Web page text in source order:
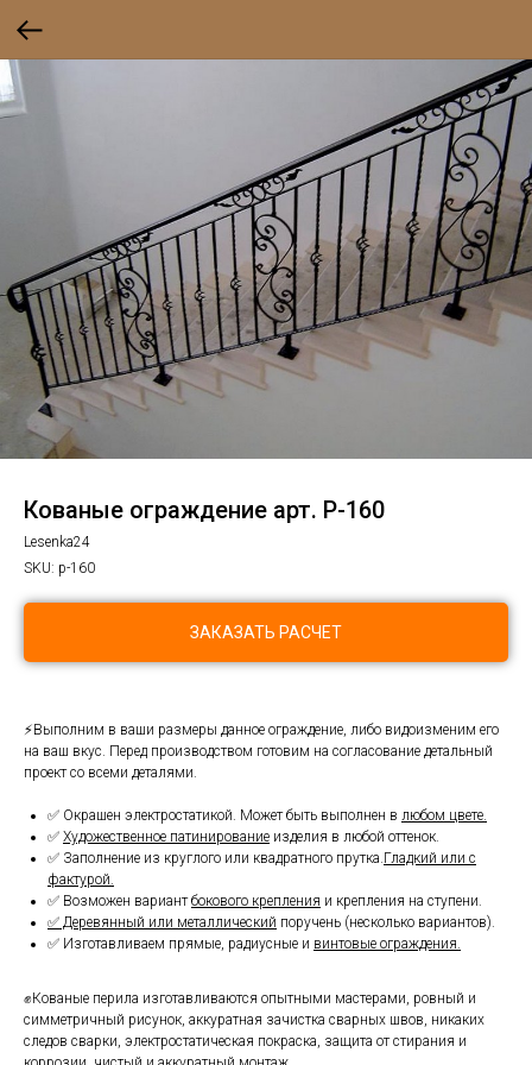
Кованые ограждение арт. P-160
Lesenka24
SKU: p-160
ЗАКАЗАТЬ РАСЧЕТ
⚡Выполним в ваши размеры данное ограждение, либо видоизменим его
на ваш вкус. Перед производством готовим на согласование детальный
проект со всеми деталями.
✅ Окрашен электростатикой. Может быть выполнен в любом цвете.
✅ Художественное патинирование изделия в любой оттенок.
✅ Заполнение из круглого или квадратного прутка.Гладкий или с
фактурой.
✅ Возможен вариантбокового крепления и крепления на ступени.
✅ Деревянный или металлический поручень (несколько вариантов).
✅ Изготавливаем прямые, радиусные и винтовые ограждения.
✊Кованые перила изготавливаются опытными мастерами, ровный и
симметричный рисунок, аккуратная зачистка сварных швов, никаких
следов сварки, электростатическая покраска, защита от стирания и